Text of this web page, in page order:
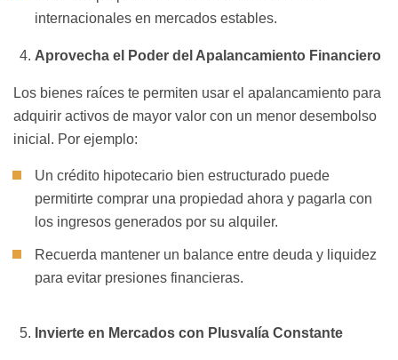
internacionales en mercados estables.
Aprovecha el Poder del Apalancamiento Financiero
Los bienes raíces te permiten usar el apalancamiento para
adquirir activos de mayor valor con un menor desembolso
inicial. Por ejemplo:
Un crédito hipotecario bien estructurado puede
permitirte comprar una propiedad ahora y pagarla con
los ingresos generados por su alquiler.
Recuerda mantener un balance entre deuda y liquidez
para evitar presiones financieras.
Invierte en Mercados con Plusvalía Constante